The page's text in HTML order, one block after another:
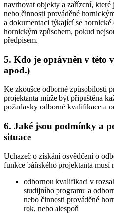
navrhovat objekty a zařízení, které
nebo činnosti prováděné
a dokumentaci týkající se
hornickým způsobem, pokud
předpisem.
5. Kdo je oprávněn v této
apod.)
Ke zkoušce odborné způsobilosti
projektanta může být připuštěna
požadavky odborné kvalifikace a
6. Jaké jsou podmínky a
situace
Uchazeč o získání osvědčení o
funkce báňského projektanta musí
odbornou kvalifikaci v
studijního programu a
nebo činnosti prováděné
rok, nebo alespoň